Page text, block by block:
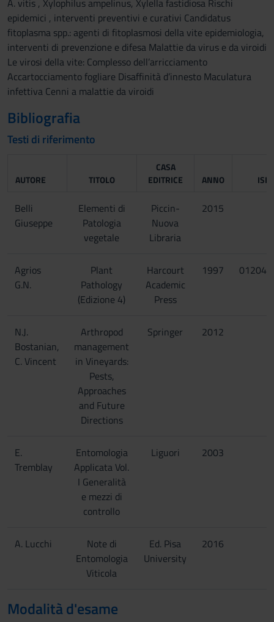
A. vitis , Xylophilus ampelinus, Xylella fastidiosa Rischi
epidemici , interventi preventivi e curativi Candidatus
fitoplasma spp.: agenti di fitoplasmosi della vite epidemiologia,
interventi di prevenzione e difesa Malattie da virus e da viroidi
Le virosi della vite: Complesso dell’arricciamento
Accartocciamento fogliare Disaffinità d’innesto Maculatura
infettiva Cenni a malattie da viroidi
Bibliografia
Testi di riferimento
AUTORE TITOLO
CASA
EDITRICE
ANNO
Belli
Giuseppe
Elementi di
Patologia
vegetale
Piccin-
Nuova
Libraria
2015
Agrios
G.N.
Plant
Pathology
(Edizione 4)
Harcourt
Academic
Press
1997
N.J.
Bostanian,
C. Vincent
Arthropod
management
in Vineyards:
Pests,
Approaches
and Future
Directions
Springer 2012
E.
Tremblay
Entomologia
Applicata Vol.
I Generalità
e mezzi di
controllo
Liguori 2003
A. Lucchi
Note di
Entomologia
Viticola
Ed. Pisa
University
2016
Modalità d'esame